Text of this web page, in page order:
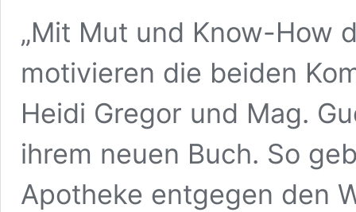
„Mit Mut und Know-How
motivieren die beiden
Heidi Gregor und Mag.
ihrem neuen Buch. So
Apotheke entgegen den